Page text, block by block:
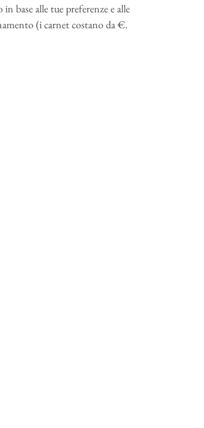
base alle tue preferenze e alle
(i carnet costano da €.